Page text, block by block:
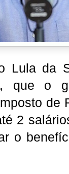
Lula da
que o
de
2
o